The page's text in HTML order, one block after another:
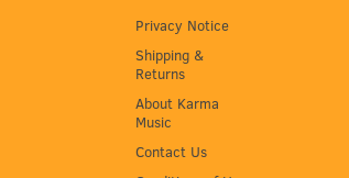
Privacy Notice
Shipping &
Returns
About Karma
Music
Contact Us